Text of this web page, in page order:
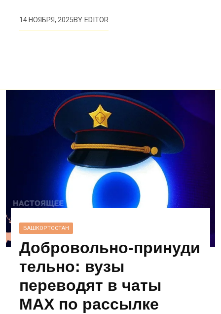
14 НОЯБРЯ, 2025BYEDITOR
БАШКОРТОСТАН
Добровольно‑принуди
тельно: вузы
переводят в чаты
MAX по рассылке